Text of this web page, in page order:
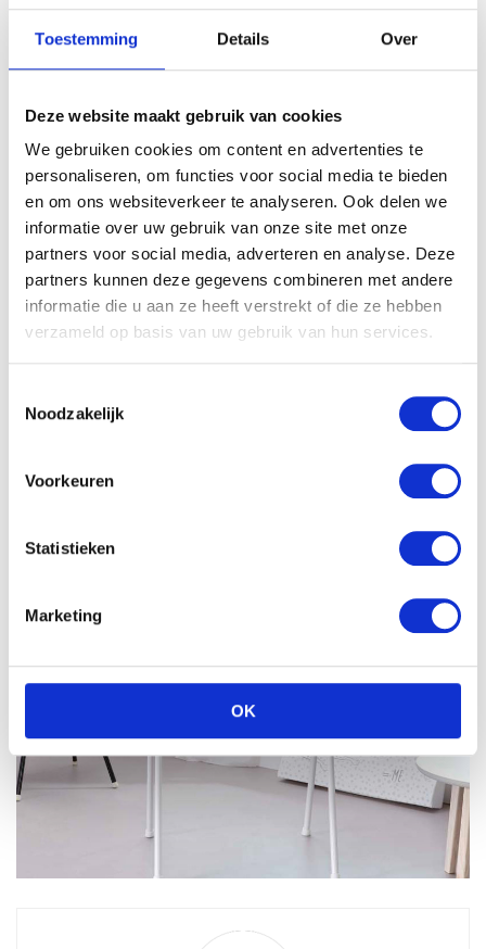
Toestemming Details Over
Deze website maakt gebruik van cookies
We gebruiken cookies om content en advertenties te
personaliseren, om functies voor social media te bieden
en om ons websiteverkeer te analyseren. Ook delen we
informatie over uw gebruik van onze site met onze
partners voor social media, adverteren en analyse. Deze
partners kunnen deze gegevens combineren met andere
informatie die u aan ze heeft verstrekt of die ze hebben
verzameld op basis van uw gebruik van hun services.
Noodzakelijk
Voorkeuren
Statistieken
Marketing
OK